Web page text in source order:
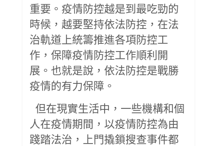
重要。疫情防控越是到最吃勁的
時候，越要堅持依法防控，在法
治軌道上統籌推進各項防控工
作，保障疫情防控工作順利開
展。也就是說，依法防控是戰勝
疫情的有力保障。
但在現實生活中，一些機構和個
人在疫情期間，以疫情防控為由
踐踏法治，上門撬鎖搜查事件都